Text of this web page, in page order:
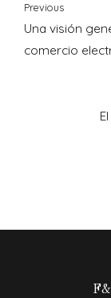
Previous
Una visión
comercio